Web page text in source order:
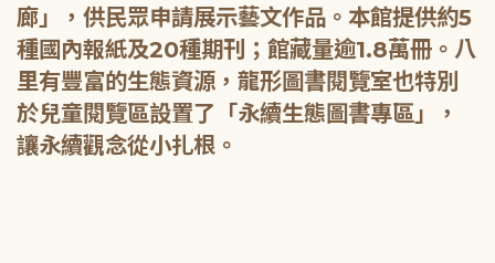
廊」，供民眾申請展示藝文作品。本館提供約5
種國內報紙及20種期刊；館藏量逾1.8萬冊。八
里有豐富的生態資源，龍形圖書閱覽室也特別
於兒童閱覽區設置了「永續生態圖書專區」，